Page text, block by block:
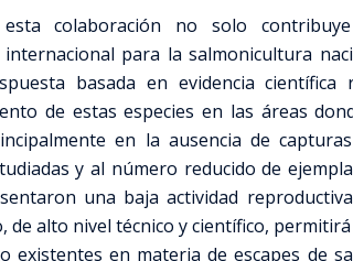
esta colaboración no solo
internacional para la salmonicultura
basada en evidencia
de estas especies en las áreas
en la ausencia de
y al número reducido de
una baja actividad
de alto nivel técnico y científico,
existentes en materia de escapes de